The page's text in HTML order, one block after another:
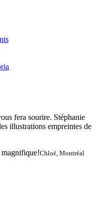
fera sourire. Stéphanie
illustrations empreintes de
magnifique!Chloé, Montréal